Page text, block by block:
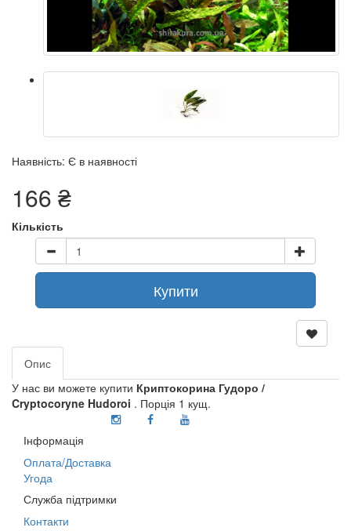
Наявність: Є в наявності
166 ₴
Кількість
Купити
Опис
У нас ви можете купити Криптокорина Гудоро /
Cryptocoryne Hudoroi . Порція 1 кущ.
Інформація
Оплата/Доставка
Угода
Служба підтримки
Контакти